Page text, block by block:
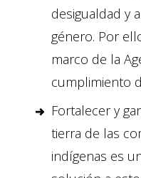
desigualdad y
género. Por
marco de la
cumplimiento
Fortalecer y
tierra de las
indígenas es